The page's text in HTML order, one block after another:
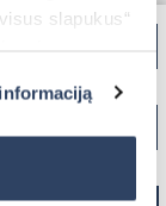
slapukus“
šioje juostoje.
Slapukų